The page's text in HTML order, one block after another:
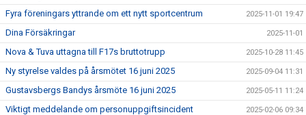
Fyra föreningars yttrande om ett nytt sportcentrum 2025-11-01 19:47
Dina Försäkringar 2025-11-01
Nova & Tuva uttagna till F17s bruttotrupp 2025-10-28 11:45
Ny styrelse valdes på årsmötet 16 juni 2025 2025-09-04 11:31
Gustavsbergs Bandys årsmöte 16 juni 2025 2025-05-11 11:24
Viktigt meddelande om personuppgiftsincident 2025-02-06 09:34